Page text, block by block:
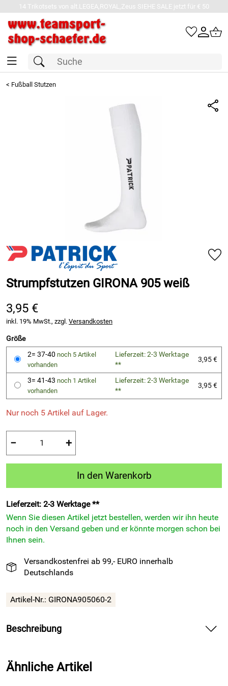
14 Trikotsets von alt.LEGEA,ROYAL,Zeus SIEHE SALE jetzt für € 50
< Fußball Stutzen
Strumpfstutzen GIRONA 905 weiß
3,95 €
inkl. 19% MwSt., zzgl. Versandkosten
Größe
2= 37-40 noch 5 Artikel
vorhanden
Lieferzeit: 2-3 Werktage
**
3,95 €
3= 41-43 noch 1 Artikel
vorhanden
Lieferzeit: 2-3 Werktage
**
3,95 €
Nur noch 5 Artikel auf Lager.
− +
In den Warenkorb
Lieferzeit: 2-3 Werktage **
Wenn Sie diesen Artikel jetzt bestellen, werden wir ihn heute
noch in den Versand geben und er könnte morgen schon bei
Ihnen sein.
Versandkostenfrei ab 99,- EURO innerhalb
Deutschlands
Artikel-Nr.: GIRONA905060-2
Beschreibung
Patrick bieten dir dynamischen Halt und angenehm luftige
Performance.
Ähnliche Artikel